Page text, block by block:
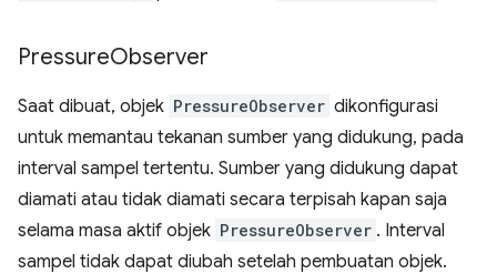
PressureObserver
Saat dibuat, objek PressureObserver dikonfigurasi
untuk memantau tekanan sumber yang didukung, pada
interval sampel tertentu. Sumber yang didukung dapat
diamati atau tidak diamati secara terpisah kapan saja
selama masa aktif objek PressureObserver . Interval
sampel tidak dapat diubah setelah pembuatan objek.